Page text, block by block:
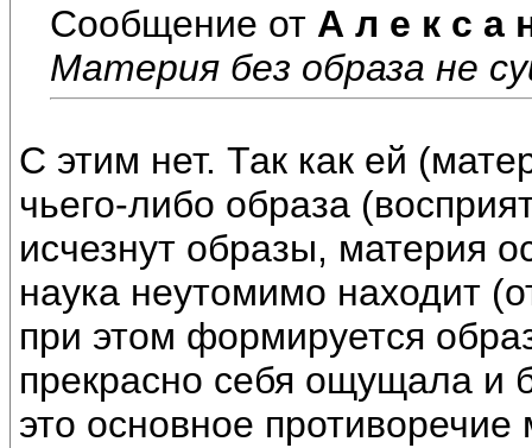
Сообщение от А л е к с а
Материя без образа не
С этим нет. Так как ей
чьего-либо образа
исчезнут образы, материя
наука неутомимо находит
при этом формируется
прекрасно себя ощущала и
это основное